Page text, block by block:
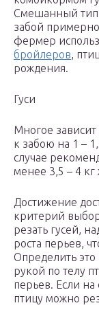
Смешанный тип
забой
фермер
бройлеров,
рождения.
Гуси
Многое
к забою на 1 –
случае
менее 3,5 – 4 кг
Достижение
критерий
резать гусей,
роста перьев,
Определить это
рукой по телу
перьев. Если
птицу можно